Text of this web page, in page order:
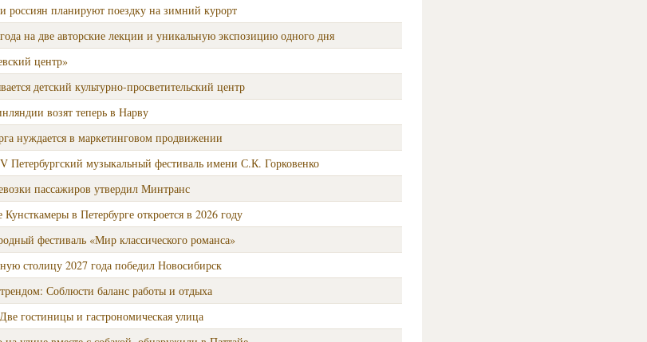
россиян планируют поездку на зимний курорт
на две авторские лекции и уникальную экспозицию одного дня
центр»
детский культурно-просветительский центр
возят теперь в Нарву
нуждается в маркетинговом продвижении
Петербургский музыкальный фестиваль имени С.К. Горковенко
пассажиров утвердил Минтранс
в Петербурге откроется в 2026 году
фестиваль «Мир классического романса»
столицу 2027 года победил Новосибирск
Соблюсти баланс работы и отдыха
гостиницы и гастрономическая улица